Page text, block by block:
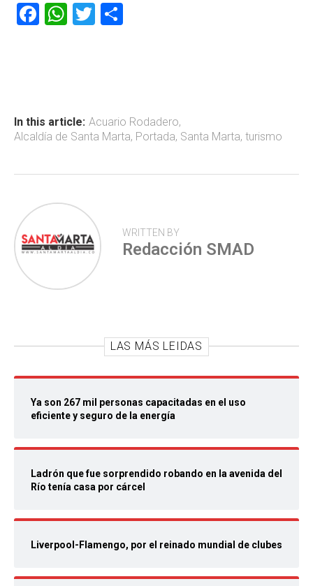
F
ok
W
p
p
T
tir
In this article: Acuario Rodadero,
Alcaldía de Santa Marta, Portada, Santa Marta, turismo
WRITTEN BY
Redacción SMAD
LAS MÁS LEIDAS
Ya son 267 mil personas capacitadas en el uso
eficiente y seguro de la energía
Ladrón que fue sorprendido robando en la avenida del
Río tenía casa por cárcel
Liverpool-Flamengo, por el reinado mundial de clubes